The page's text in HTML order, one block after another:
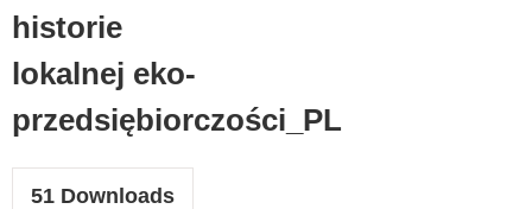
historie
lokalnej eko-
przedsiębiorczości_PL
51 Downloads